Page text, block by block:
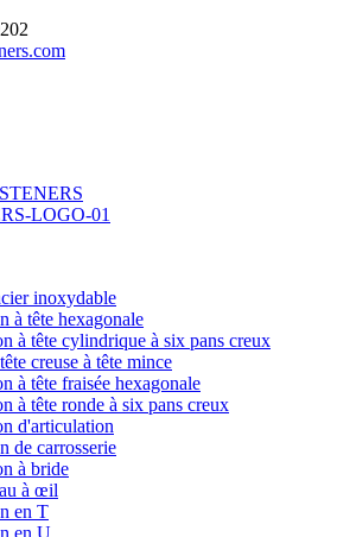
inoxydable
à tête hexagonale
à tête cylindrique à six pans creux
creuse à tête mince
à tête fraisée hexagonale
à tête ronde à six pans creux
d'articulation
de carrosserie
à bride
à œil
en T
en U